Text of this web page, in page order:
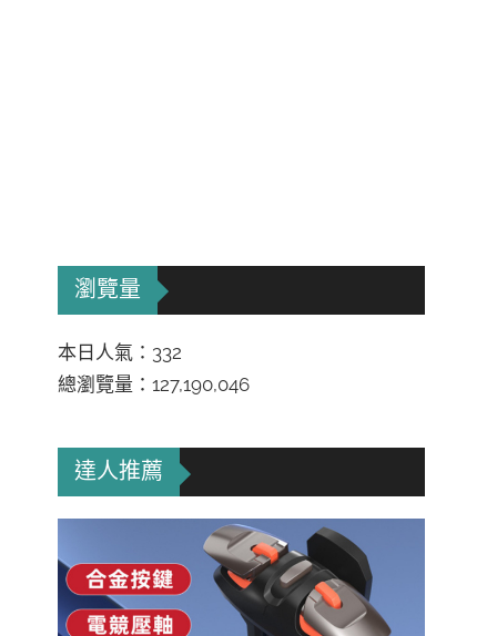
瀏覽量
本日人氣：332
總瀏覽量：127,190,046
達人推薦